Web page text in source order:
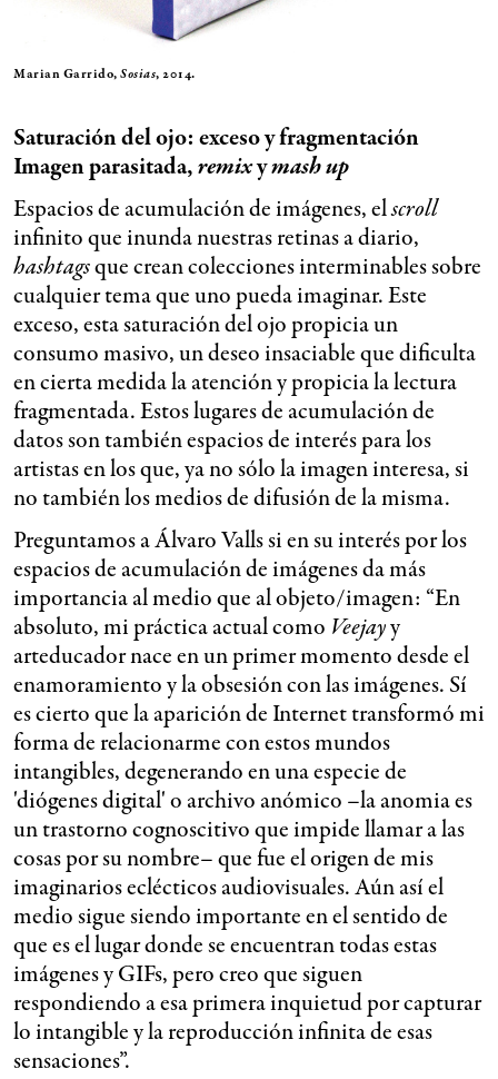
Marian Garrido,Sosias, 2014.
Saturación del ojo: exceso y fragmentación
Imagen parasitada,remixymash up
Espacios de acumulación de imágenes, elscroll
infinito que inunda nuestras retinas a diario,
hashtagsque crean colecciones interminables sobre
cualquier tema que uno pueda imaginar. Este
exceso, esta saturación del ojo propicia un
consumo masivo, un deseo insaciable que dificulta
en cierta medida la atención y propicia la lectura
fragmentada. Estos lugares de acumulación de
datos son también espacios de interés para los
artistas en los que, ya no sólo la imagen interesa, si
no también los medios de difusión de la misma.
Preguntamos a Álvaro Valls si en su interés por los
espacios de acumulación de imágenes da más
importancia al medio que al objeto/imagen: “En
absoluto, mi práctica actual como Veejayy
arteducador nace en un primer momento desde el
enamoramiento y la obsesión con las imágenes. Sí
es cierto que la aparición de Internet transformó mi
forma de relacionarme con estos mundos
intangibles, degenerando en una especie de
'diógenes digital' o archivo anómico –la anomia es
un trastorno cognoscitivo que impide llamar a las
cosas por su nombre– que fue el origen de mis
imaginarios eclécticos audiovisuales. Aún así el
medio sigue siendo importante en el sentido de
que es el lugar donde se encuentran todas estas
imágenes y GIFs, pero creo que siguen
respondiendo a esa primera inquietud por capturar
lo intangible y la reproducción infinita de esas
sensaciones”.